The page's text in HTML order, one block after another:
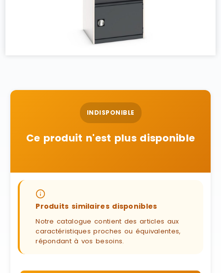
INDISPONIBLE
Ce produit n'est plus disponible
Produits similaires disponibles
Notre catalogue contient des articles aux
caractéristiques proches ou équivalentes,
répondant à vos besoins.